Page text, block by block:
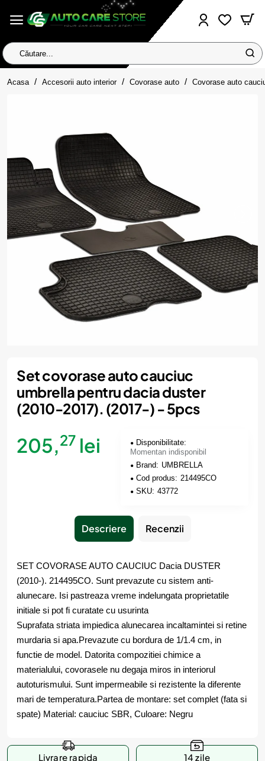
Căutare...
Acasa homeAccesorii auto interior Covorase auto Covorase auto
Momentan indisponibil
Set covorase auto cauciuc
umbrella pentru dacia duster
(2010-2017). (2017-) - 5pcs
205,27 lei
Disponibilitate:
Momentan indisponibil
Brand: UMBRELLA
Cod produs: 214495CO
SKU: 43772
Descriere Recenzii
SET COVORASE AUTO CAUCIUC Dacia DUSTER
(2010-). 214495CO. Sunt prevazute cu sistem anti-
alunecare. Isi pastreaza vreme indelungata proprietatile
initiale si pot fi curatate cu usurinta
Suprafata striata impiedica alunecarea incaltamintei si retine
murdaria si apa.Prevazute cu bordura de 1/1.4 cm, in
functie de model. Datorita compozitiei chimice a
materialului, covorasele nu degaja miros in interiorul
autoturismului. Sunt impermeabile si rezistente la diferente
mari de temperatura.Partea de montare: set complet (fata si
spate) Material: cauciuc SBR, Culoare: Negru
Livrare rapida 14 zile